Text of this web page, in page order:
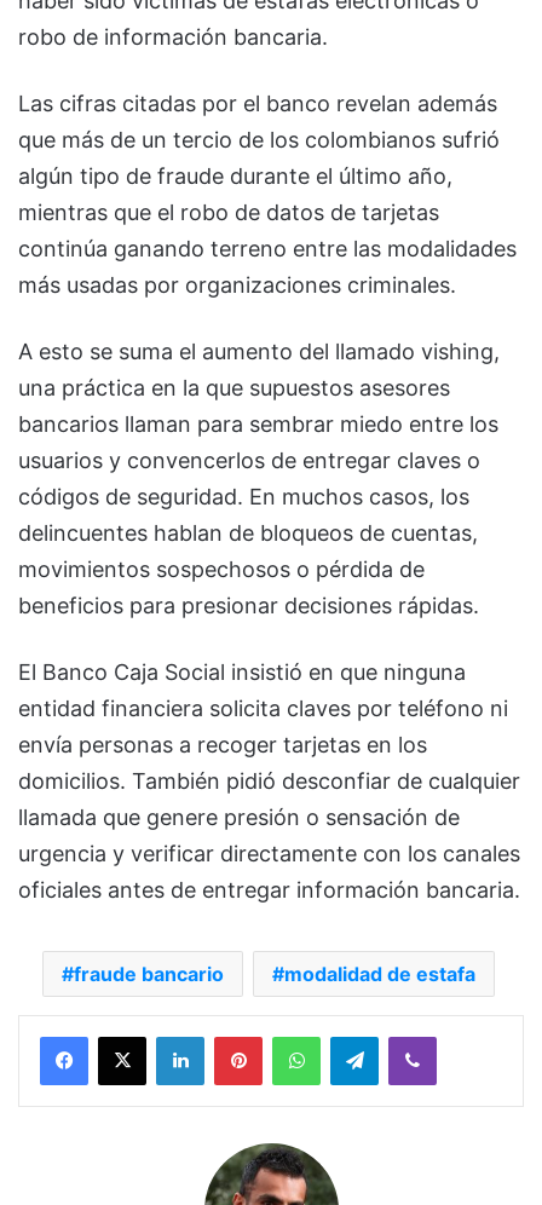
robo de información bancaria.
Las cifras citadas por el banco revelan además
que más de un tercio de los colombianos sufrió
algún tipo de fraude durante el último año,
mientras que el robo de datos de tarjetas
continúa ganando terreno entre las modalidades
más usadas por organizaciones criminales.
A esto se suma el aumento del llamado vishing,
una práctica en la que supuestos asesores
bancarios llaman para sembrar miedo entre los
usuarios y convencerlos de entregar claves o
códigos de seguridad. En muchos casos, los
delincuentes hablan de bloqueos de cuentas,
movimientos sospechosos o pérdida de
beneficios para presionar decisiones rápidas.
El Banco Caja Social insistió en que ninguna
entidad financiera solicita claves por teléfono ni
envía personas a recoger tarjetas en los
domicilios. También pidió desconfiar de cualquier
llamada que genere presión o sensación de
urgencia y verificar directamente con los canales
oficiales antes de entregar información bancaria.
fraude bancario modalidad de estafa
Facebook
X LinkedInPinterestWhatsAppTelegramViber